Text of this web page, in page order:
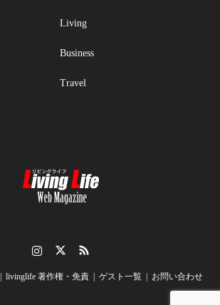
Living
Business
Travel
livinglife 著作権・免責 ゲスト一覧 お問い合わせ